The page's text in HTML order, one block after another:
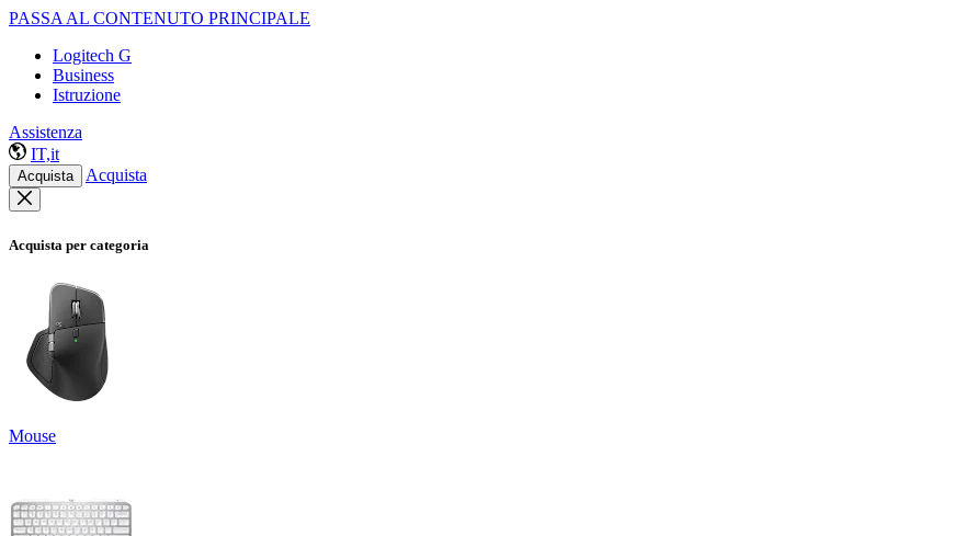
PASSA AL CONTENUTO PRINCIPALE
Logitech G
Business
Istruzione
Assistenza
IT,it
Acquista Acquista
Acquista per categoria
Mouse